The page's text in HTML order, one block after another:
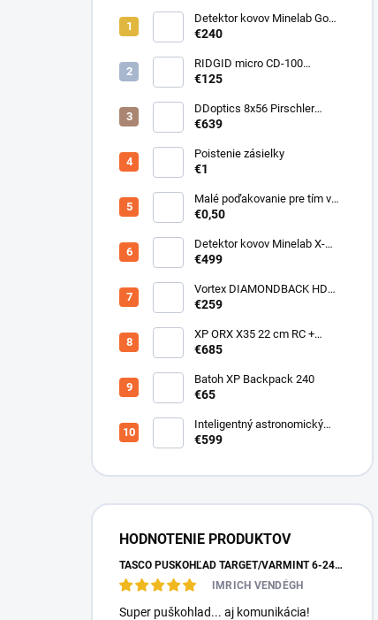
Detektor kovov Minelab Go
Find 66
€240
RIDGID micro CD-100
Detektor horľavých plynov
€125
DDoptics 8x56 Pirschler
Gen.3 Magnesium zelený
€639
Poistenie zásielky
€1
Malé poďakovanie pre tím v
sklade
€0,50
Detektor kovov Minelab X-
Terra ELITE pinpoiter set
€499
Vortex DIAMONDBACK HD
10X50
€259
XP ORX X35 22 cm RC +
bezdrôtové slúchadlá
€685
Batoh XP Backpack 240
€65
Inteligentný astronomický
teleskop DwarfLab Dwarf III
€599
HODNOTENIE PRODUKTOV
TASCO PUŠKOHĽAD TARGET/VARMINT 6-24X42 MILDOT
IMRICH VENDÉGH
Super puškohlad... aj komunikácia!